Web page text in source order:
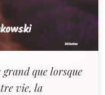
grand que lorsque
vie, la